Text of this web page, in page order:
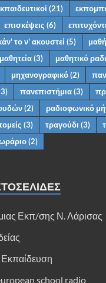
(21)
επισκέψεις (6)
το ν' ακουστεί (5)
μαθητεία(3) μαθητικό
μηχανογραφικό(2)
πανεπιστήμια(3)
(2) ραδιοφωνικό
(3) τραγούδι (3)
(2)
Εκπ/σης Ν. Λάρισας
Εκπαίδευση
school radio